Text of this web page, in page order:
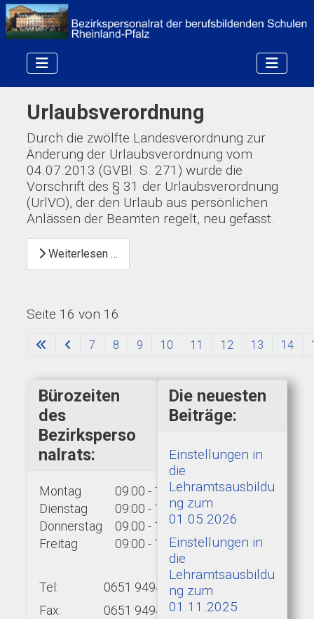
Urlaubsverordnung
Durch die zwölfte Landesverordnung zur
Änderung der Urlaubsverordnung vom
04.07.2013 (GVBl. S. 271) wurde die
Vorschrift des § 31 der Urlaubsverordnung
(UrlVO), der den Urlaub aus persönlichen
Anlässen der Beamten regelt, neu gefasst.
Weiterlesen …
Seite 16 von 16
7 8 9 10 11 12 13 14
Bürozeiten
des
Bezirksperso
nalrats:
Montag
09:00 - 15:00 Uhr
Dienstag
09:00 - 15:00 Uhr
Donnerstag
09:00 - 15:00 Uhr
Freitag
09:00 - 13:00 Uhr
Tel:
0651 9494-439
Fax:
0651 9494-422
Die neuesten
Beiträge:
Einstellungen in
die
Lehramtsausbildu
ng zum
01.05.2026
Einstellungen in
die
Lehramtsausbildu
ng zum
01.11.2025